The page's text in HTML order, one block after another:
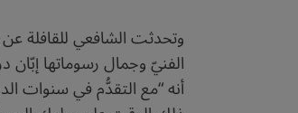
وتحدثت الشافعي للقافلة
الفنيّ وجمال رسوماتها إبّان
أنه “مع التقدُّم في سنوات